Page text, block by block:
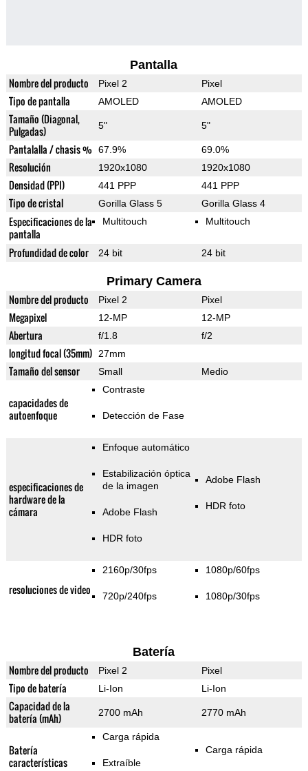
Pantalla
Nombre del producto Pixel 2 Pixel
Tipo de pantalla AMOLED AMOLED
Tamaño (Diagonal,
Pulgadas)
5" 5"
Pantalalla / chasis % 67.9% 69.0%
Resolución 1920x1080 1920x1080
Densidad (PPI) 441 PPP 441 PPP
Tipo de cristal Gorilla Glass 5 Gorilla Glass 4
Especificaciones de la
pantalla
Multitouch Multitouch
Profundidad de color 24 bit 24 bit
Primary Camera
Nombre del producto Pixel 2 Pixel
Megapixel 12-MP 12-MP
Abertura f/1.8 f/2
longitud focal (35mm) 27mm
Tamaño del sensor Small Medio
capacidades de
autoenfoque
Contraste
Detección de Fase
especificaciones de
hardware de la
cámara
Enfoque automático
Estabilización óptica
de la imagen
Adobe Flash
HDR foto
Adobe Flash
HDR foto
resoluciones de video
2160p/30fps
720p/240fps
1080p/60fps
1080p/30fps
Batería
Nombre del producto Pixel 2 Pixel
Tipo de batería Li-Ion Li-Ion
Capacidad de la
batería (mAh)
2700 mAh 2770 mAh
Batería
características
Carga rápida
Extraíble
Carga rápida